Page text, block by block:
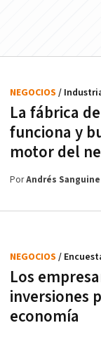
La fábrica
funciona y
motor del
NEGOCIOS /
PorAndrés
Los
inversiones
economía
NEGOCIOS /